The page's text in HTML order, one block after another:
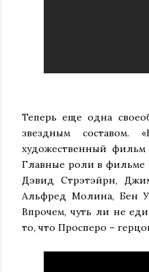
Теперь еще одна
звездным составом.
художественный
Главные роли в
Дэвид Стрэтэйрн,
Альфред Молина, Бен
Впрочем, чуть ли не
то, что Просперо –